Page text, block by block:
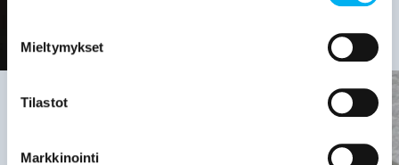
Mieltymykset
Tilastot
MarkkinointiViemäriremontin